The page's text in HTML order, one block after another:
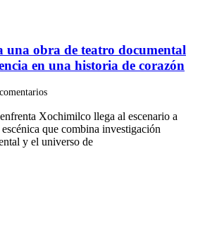
una obra de teatro documental
en una historia de corazón
Xochimilco llega al escenario a
que combina investigación
y el universo de